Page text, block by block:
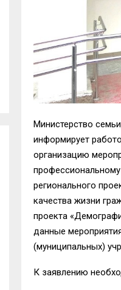
Министерство
информирует
организацию
регионального
качества жизни
проекта
данные
(муниципальных)
К заявлению